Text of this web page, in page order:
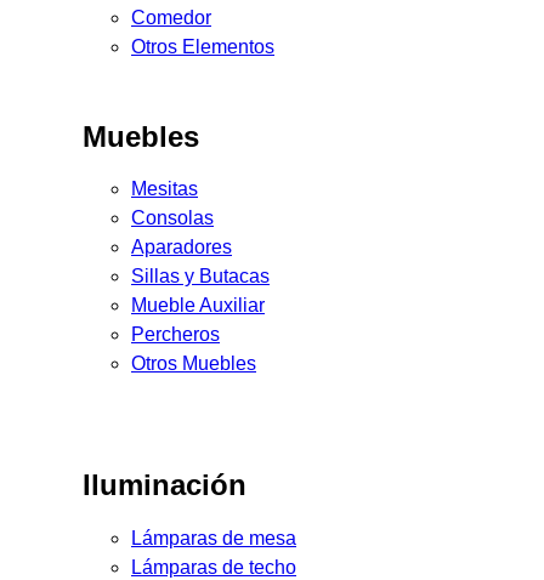
Comedor
Otros Elementos
Muebles
Mesitas
Consolas
Aparadores
Sillas y Butacas
Mueble Auxiliar
Percheros
Otros Muebles
Iluminación
Lámparas de mesa
Lámparas de techo